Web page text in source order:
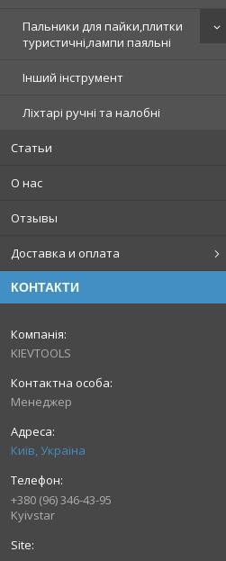
Пальники для пайки,плитки
туристичні,лампи паяльні
Інший інструмент
Ліхтарі ручні та налобні
Статьи
О нас
Отзывы
Доставка и оплата
КОНТАКТИ
KIEVTOOLS
Менеджер
Київ, Україна
+380 (96) 346-43-95
Kyivstar